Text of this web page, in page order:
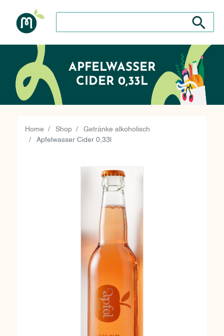
Search
APFELWASSER
CIDER 0,33L
Home Shop Getränke alkoholisch
Apfelwasser Cider 0,33l